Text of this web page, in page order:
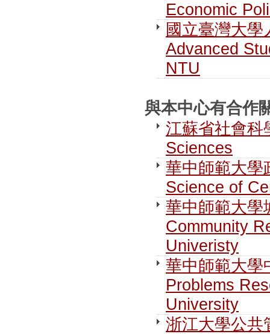
Economic
國立臺灣大
Advanced
NTU
與本中心有合作
江蘇省社會科
Sciences
華中師範大學
Science of
華中師範大學
Community
Univeristy
華中師範大學
Problems
University
浙江大學公共